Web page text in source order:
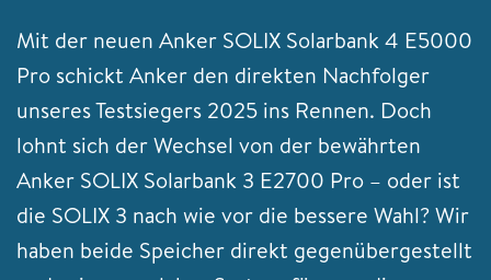
Mit der neuen Anker SOLIX Solarbank 4 E5000
Pro schickt Anker den direkten Nachfolger
unseres Testsiegers 2025 ins Rennen. Doch
lohnt sich der Wechsel von der bewährten
Anker SOLIX Solarbank 3 E2700 Pro – oder ist
die SOLIX 3 nach wie vor die bessere Wahl? Wir
haben beide Speicher direkt gegenübergestellt